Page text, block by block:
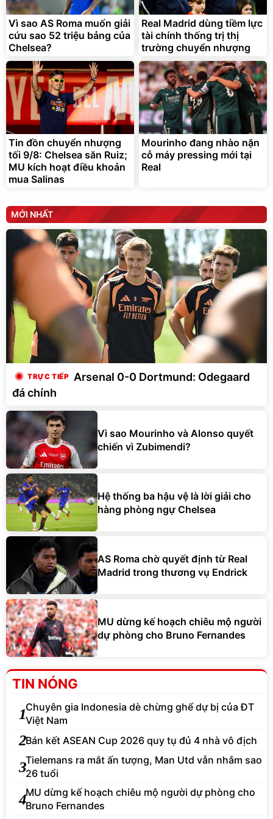
trong di chuyển
295.000đ
Đã bán nhiều
Vì sao AS Roma muốn giải
cứu sao 52 triệu bảng của
Chelsea?
Real Madrid dùng tiềm lực
tài chính thống trị thị
trường chuyển nhượng
Tin đồn chuyển nhượng
tối 9/8: Chelsea săn Ruiz;
MU kích hoạt điều khoản
mua Salinas
Mourinho đang nhào nặn
cỗ máy pressing mới tại
Real
MỚI NHẤT
Arsenal 0-0 Dortmund: Odegaard
đá chính
Vì sao Mourinho và Alonso quyết
chiến vì Zubimendi?
Hệ thống ba hậu vệ là lời giải cho
hàng phòng ngự Chelsea
AS Roma chờ quyết định từ Real
Madrid trong thương vụ Endrick
MU dừng kế hoạch chiêu mộ người
dự phòng cho Bruno Fernandes
TIN NÓNG
1Chuyên gia Indonesia dè chừng ghế dự bị của ĐT
Việt Nam
2Bán kết ASEAN Cup 2026 quy tụ đủ 4 nhà vô địch
3Tielemans ra mắt ấn tượng, Man Utd vẫn nhắm sao
26 tuổi
4MU dừng kế hoạch chiêu mộ người dự phòng cho
Bruno Fernandes